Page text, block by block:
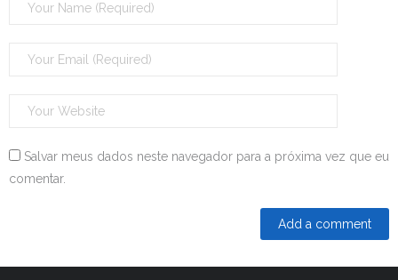
Salvar meus dados neste navegador para a próxima vez que eu
comentar.